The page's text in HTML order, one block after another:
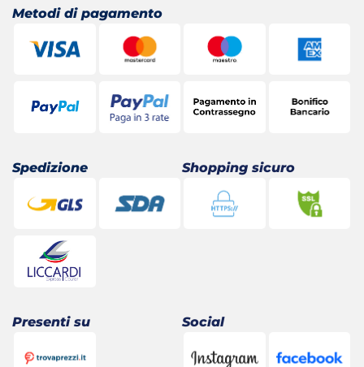
Metodi di pagamento
Spedizione Shopping sicuro
Presenti su Social